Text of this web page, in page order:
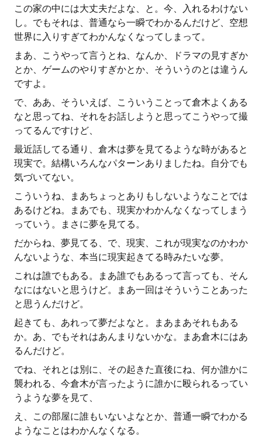
この家の中には大丈夫だよな、と。今、入れるわけない
し。でもそれは、普通なら一瞬でわかるんだけど、空想
世界に入りすぎてわかんなくなってしまって。
まあ、こうやって言うとね、なんか、ドラマの見すぎか
とか、ゲームのやりすぎかとか、そういうのとは違うん
ですよ。
で、ああ、そういえば、こういうことって倉木よくある
なと思ってね、それをお話しようと思ってこうやって撮
ってるんですけど、
最近話してる通り、倉木は夢を見てるような時があると
現実で。結構いろんなパターンありましたね。自分でも
気づいてない。
こういうね、まあちょっとありもしないようなことでは
あるけどね。まあでも、現実かわかんなくなってしまう
っていう。まさに夢を見てる。
だからね、夢見てる、で、現実、これが現実なのかわか
んないような、本当に現実起きてる時みたいな夢。
これは誰でもある。まあ誰でもあるって言っても、そん
なにはないと思うけど。まあ一回はそういうことあった
と思うんだけど。
起きても、あれって夢だよなと。まあまあそれもある
か。あ、でもそれはあんまりないかな。まあ倉木にはあ
るんだけど。
でね、それとは別に、その起きた直後にね、何か誰かに
襲われる、今倉木が言ったように誰かに殴られるってい
うような夢を見て、
え、この部屋に誰もいないよなとか、普通一瞬でわかる
ようなことはわかんなくなる。